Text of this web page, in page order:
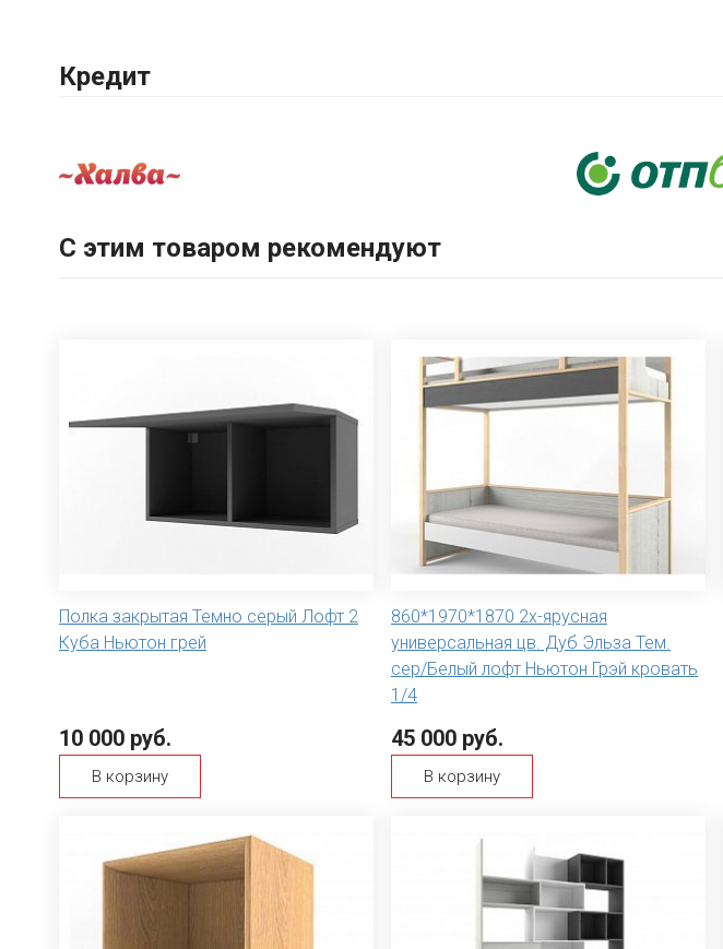
Кредит
С этим товаром рекомендуют
Полка закрытая Темно серый Лофт 2
Куба Ньютон грей
10 000 руб.
В корзину
860*1970*1870 2х-ярусная
универсальная цв. Дуб Эльза Тем.
сер/Белый лофт Ньютон Грэй кровать
1/4
45 000 руб.
В корзину